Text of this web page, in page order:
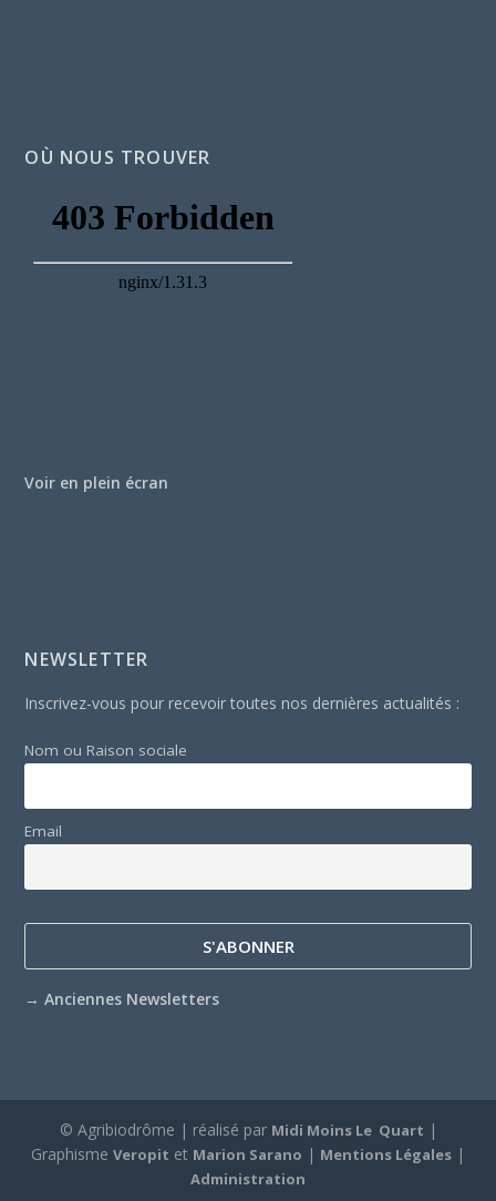
OÙ NOUS TROUVER
Voir en plein écran
NEWSLETTER
Inscrivez-vous pour recevoir toutes nos dernières actualités :
Nom ou Raison sociale
Email
→Anciennes Newsletters
© Agribiodrôme | réalisé par Midi Moins Le Quart |
Graphisme Veropit et Marion Sarano | Mentions Légales |
Administration